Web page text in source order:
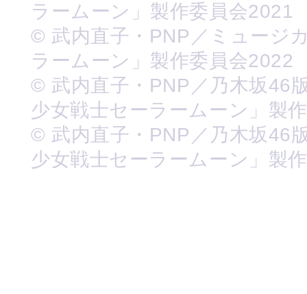
ラームーン」製作委員会2021
© 武内直子・PNP／ミュージ
ラームーン」製作委員会2022
© 武内直子・PNP／乃木坂46
少女戦士セーラームーン」製
© 武内直子・PNP／乃木坂46
少女戦士セーラームーン」製